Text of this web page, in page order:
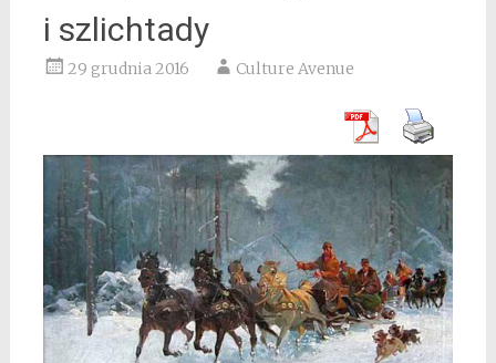
i szlichtady
29 grudnia 2016 Culture Avenue